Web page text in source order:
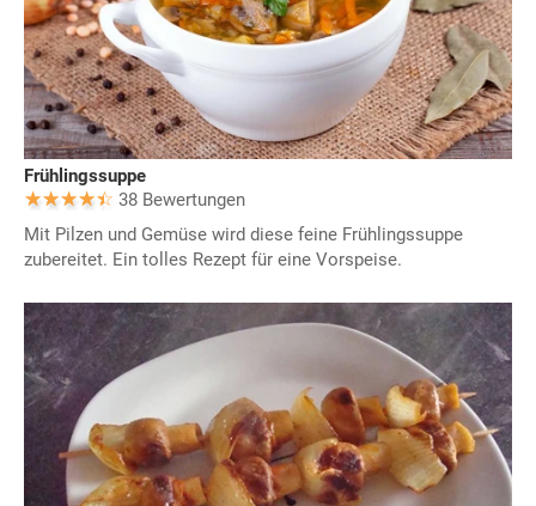
Frühlingssuppe
38 Bewertungen
Mit Pilzen und Gemüse wird diese feine Frühlingssuppe
zubereitet. Ein tolles Rezept für eine Vorspeise.